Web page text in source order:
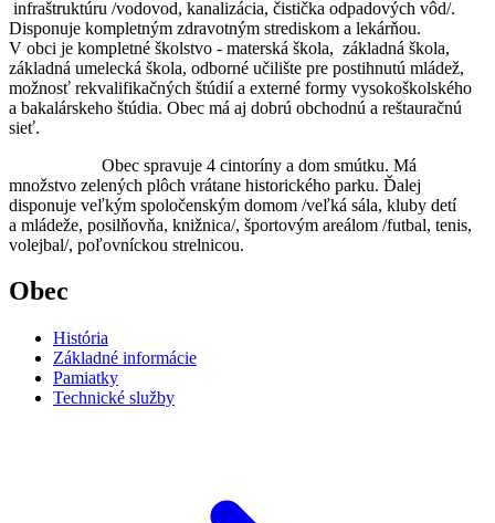
infraštruktúru /vodovod, kanalizácia, čistička odpadových vôd/.
Disponuje kompletným zdravotným strediskom a lekárňou.
V obci je kompletné školstvo - materská škola, základná škola,
základná umelecká škola, odborné učilište pre postihnutú mládež,
možnosť rekvalifikačných štúdií a externé formy vysokoškolského
a bakalárskeho štúdia. Obec má aj dobrú obchodnú a reštauračnú
sieť.
Obec spravuje 4 cintoríny a dom smútku. Má
množstvo zelených plôch vrátane historického parku. Ďalej
disponuje veľkým spoločenským domom /veľká sála, kluby detí
a mládeže, posilňovňa, knižnica/, športovým areálom /futbal, tenis,
volejbal/, poľovníckou strelnicou.
Obec
História
Základné informácie
Pamiatky
Technické služby